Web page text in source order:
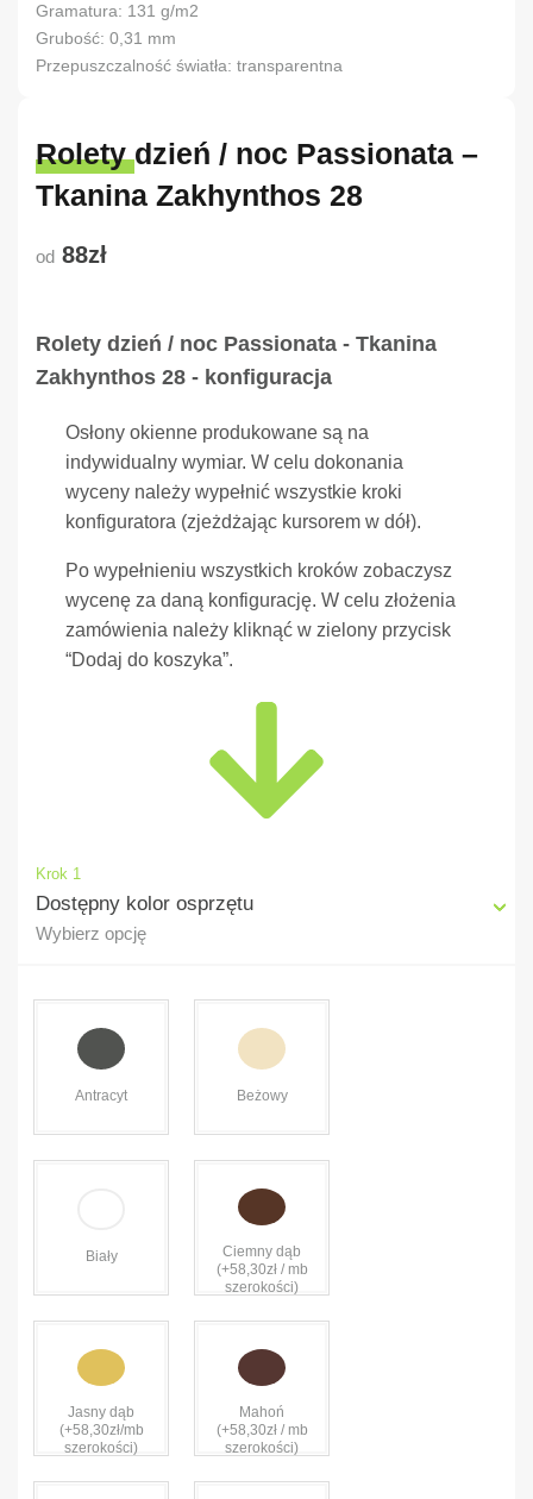
Gramatura: 131 g/m2
Grubość: 0,31 mm
Przepuszczalność światła: transparentna
Rolety dzień / noc Passionata –
Tkanina Zakhynthos 28
od 88zł
Rolety dzień / noc Passionata - Tkanina
Zakhynthos 28 - konfiguracja
Osłony okienne produkowane są na
indywidualny wymiar. W celu dokonania
wyceny należy wypełnić wszystkie kroki
konfiguratora (zjeżdżając kursorem w dół).
Po wypełnieniu wszystkich kroków zobaczysz
wycenę za daną konfigurację. W celu złożenia
zamówienia należy kliknąć w zielony przycisk
“Dodaj do koszyka”.
Krok 1
Dostępny kolor osprzętu
Wybierz opcję
Antracyt Beżowy
Biały
Ciemny dąb
(+58,30zł / mb
szerokości)
Jasny dąb
(+58,30zł/mb
szerokości)
Mahoń
(+58,30zł / mb
szerokości)